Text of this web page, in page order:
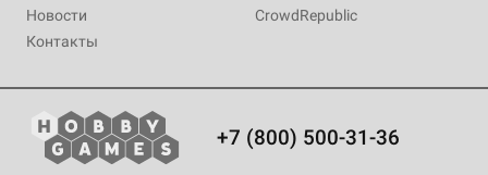
Новости
Контакты
CrowdRepublic
+7 (800) 500-31-36